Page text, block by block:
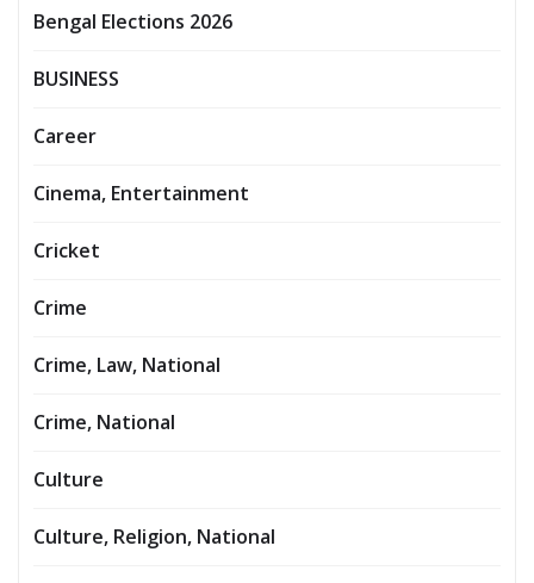
Bengal Elections 2026
BUSINESS
Career
Cinema, Entertainment
Cricket
Crime
Crime, Law, National
Crime, National
Culture
Culture, Religion, National